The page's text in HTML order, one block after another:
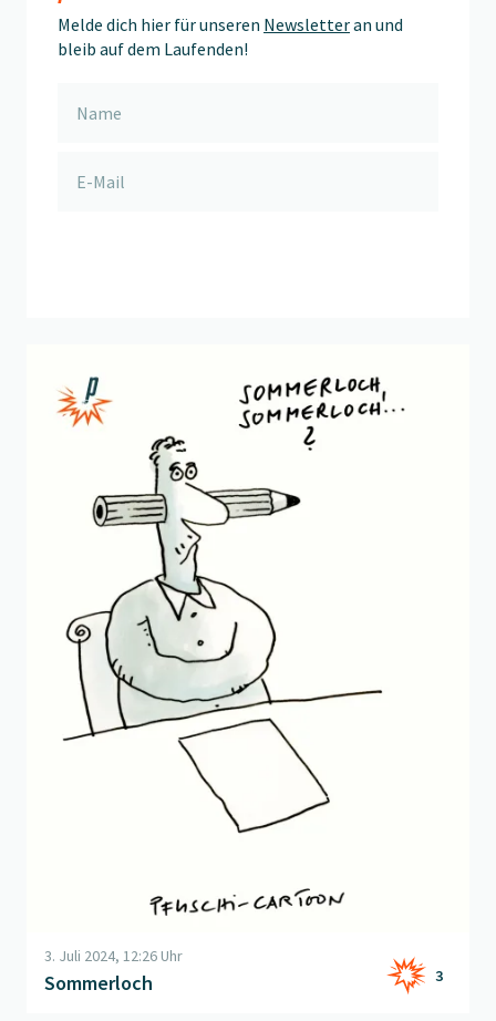
Melde dich hier für unseren Newsletteran und
bleib auf dem Laufenden!
3. Juli 2024, 12:26 Uhr
Sommerloch 3